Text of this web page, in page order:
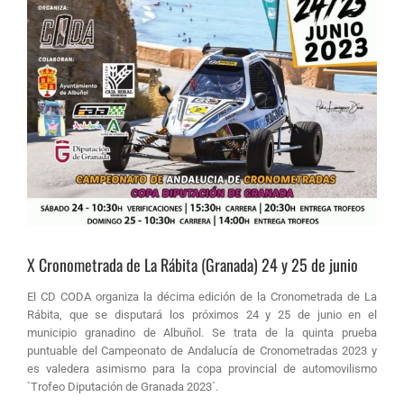
X Cronometrada de La Rábita (Granada) 24 y 25 de junio
El CD CODA organiza la décima edición de la Cronometrada de La
Rábita, que se disputará los próximos 24 y 25 de junio en el
municipio granadino de Albuñol. Se trata de la quinta prueba
puntuable del Campeonato de Andalucía de Cronometradas 2023 y
es valedera asimismo para la copa provincial de automovilismo
`Trofeo Diputación de Granada 2023´.